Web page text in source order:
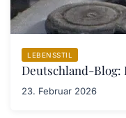
LEBENSSTIL
Deutschland-Blog:
23. Februar 2026